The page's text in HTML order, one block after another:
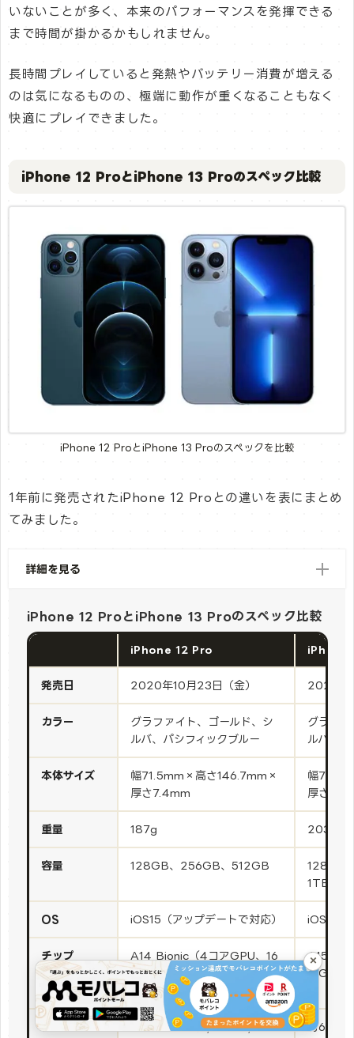
いないことが多く、本来のパフォーマンスを発揮できる
まで時間が掛かるかもしれません。
長時間プレイしていると発熱やバッテリー消費が増える
のは気になるものの、極端に動作が重くなることもなく
快適にプレイできました。
iPhone 12 ProとiPhone 13 Proのスペック比較
iPhone 12 ProとiPhone 13 Proのスペックを比較
1年前に発売されたiPhone 12 Proとの違いを表にまとめ
てみました。
詳細を見る
iPhone 12 ProとiPhone 13 Proのスペック比較
iPhone 12 Pro iPhone
発売日 2020年10月23日（金） 2021年
カラー
グラファイト、ゴールド、シ
ルバ、パシフィックブルー
グラフ
ルバー、
本体サイズ
幅71.5mm×高さ146.7mm×
厚さ7.4mm
幅
厚さ
重量 187g 203g
容量 128GB、256GB、512GB
128GB
1TB
OS iOS15（アップデートで対応） iOS15
チップ
A14 Bionic（4コアGPU、16
コアNeural Engine）
A15
アGPU
ディスプレ
約6.1インチ（2,532×1,170、 約6.1イ
×